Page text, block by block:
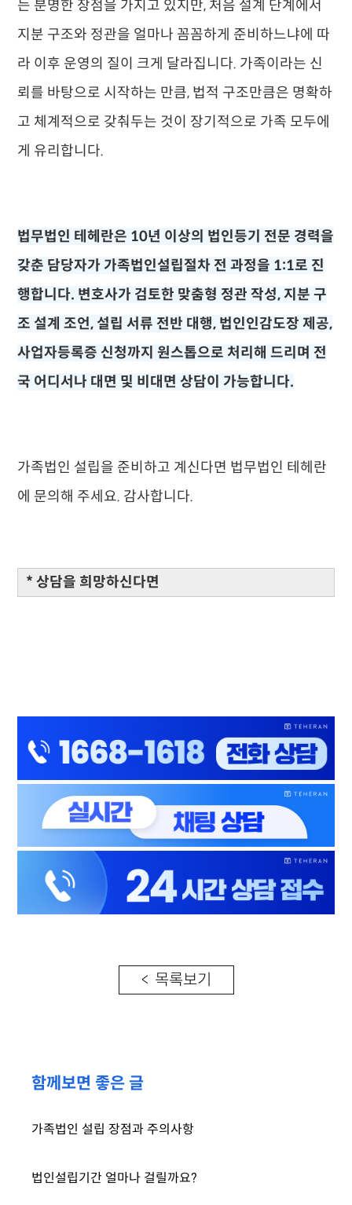
는 분명한 장점을 가지고 있지만, 처음 설계 단계에서
지분 구조와 정관을 얼마나 꼼꼼하게 준비하느냐에 따
라 이후 운영의 질이 크게 달라집니다. 가족이라는 신
뢰를 바탕으로 시작하는 만큼, 법적 구조만큼은 명확하
고 체계적으로 갖춰두는 것이 장기적으로 가족 모두에
게 유리합니다.
법무법인 테헤란은 10년 이상의 법인등기 전문 경력을
갖춘 담당자가 가족법인설립절차 전 과정을 1:1로 진
행합니다. 변호사가 검토한 맞춤형 정관 작성, 지분 구
조 설계 조언, 설립 서류 전반 대행, 법인인감도장 제공,
사업자등록증 신청까지 원스톱으로 처리해 드리며 전
국 어디서나 대면 및 비대면 상담이 가능합니다.
가족법인 설립을 준비하고 계신다면 법무법인 테헤란
에 문의해 주세요. 감사합니다.
* 상담을 희망하신다면
< 목록보기
함께보면 좋은 글
가족법인 설립 장점과 주의사항
법인설립기간 얼마나 걸릴까요?